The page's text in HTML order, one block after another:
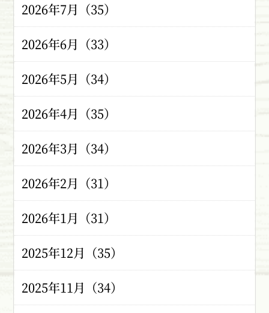
2026年7月（35）
2026年6月（33）
2026年5月（34）
2026年4月（35）
2026年3月（34）
2026年2月（31）
2026年1月（31）
2025年12月（35）
2025年11月（34）